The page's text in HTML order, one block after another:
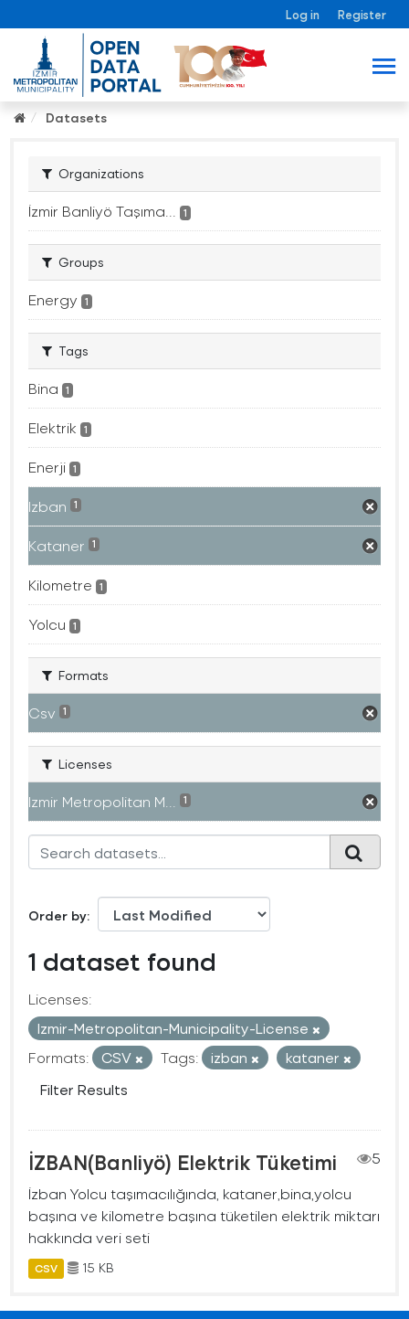
Log in Register
Datasets
Organizations
İzmir Banliyö Taşıma... 1
Groups
Energy 1
Tags
Bina 1
Elektrik 1
Enerji 1
Izban 1
Kataner 1
Kilometre 1
Yolcu 1
Formats
Csv 1
Licenses
Izmir Metropolitan M... 1
Order by
1 dataset found
Licenses:
Izmir-Metropolitan-Municipality-License
Formats:
CSV Tags: izban
kataner
Filter Results
İZBAN(Banliyö) Elektrik Tüketimi
5
İzban Yolcu taşımacılığında, kataner,bina,yolcu
başına ve kilometre başına tüketilen elektrik miktarı
hakkında veri seti
CSV 15 KB